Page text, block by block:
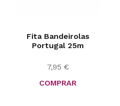
Fita Bandeirolas
Portugal 25m
7,95 €
COMPRAR